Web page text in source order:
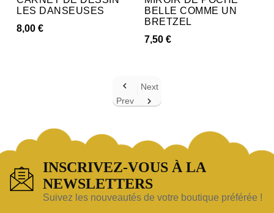
LES DANSEUSES
8,00 €
BELLE COMME UN
BRETZEL
7,50 €

Prev
Next

INSCRIVEZ-VOUS À LA
NEWSLETTERS
Suivez les nouveautés de votre boutique préférée !